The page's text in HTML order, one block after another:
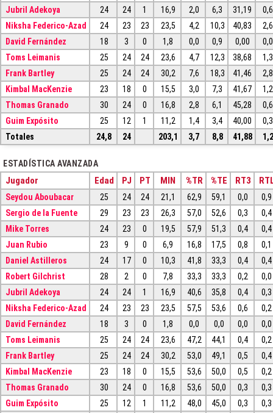
Jubril Adekoya
24 24 1 16,9 2,0 6,3 31,19
0,6
Niksha Federico-Azad
24 23 23 23,5 4,2 10,3 40,83
2,6
David Fernández
18 3 0 1,8 0,0 0,9 0,00
0,0
Toms Leimanis
25 24 24 23,6 4,7 12,3 38,68
1,3
Frank Bartley
25 24 24 30,2 7,6 18,3 41,46
2,8
Kimbal MacKenzie
23 18 0 15,5 3,0 7,3 41,67
1,2
Thomas Granado
30 24 0 16,8 2,8 6,1 45,28
0,6
Guim Expósito
25 12 1 11,2 1,4 3,4 40,00
0,3
Totales
24,8 24 203,1 3,7 8,8 41,88 1,2
ESTADÍSTICA AVANZADA
Jugador Edad PJ PT MIN %TR %TE RT3
Seydou Aboubacar 25 24 24 21,1 62,9 59,1 0,0
0,9
Sergio de la Fuente
29 23 23 26,3 57,0 52,6 0,3
0,4
Mike Torres
24 23 0 19,5 57,9 51,3 0,4
0,4
Juan Rubio
23 9 0 6,9 16,8 17,5 0,8
0,1
Daniel Astilleros
24 17 0 10,3 41,8 33,3 0,4
0,4
Robert Gilchrist
28 2 0 7,8 33,3 33,3 0,2
0,0
Jubril Adekoya
24 24 1 16,9 40,6 35,8 0,4
0,3
Niksha Federico-Azad
24 23 23 23,5 57,5 53,6 0,6
0,2
David Fernández
18 3 0 1,8 0,0 0,0 0,0
0,0
Toms Leimanis
25 24 24 23,6 47,2 44,1 0,4
0,2
Frank Bartley
25 24 24 30,2 53,0 49,1 0,5
0,4
Kimbal MacKenzie
23 18 0 15,5 53,6 50,0 0,5
0,2
Thomas Granado
30 24 0 16,8 53,6 50,0 0,3
0,3
Guim Expósito
25 12 1 11,2 48,0 45,0 0,3
0,3